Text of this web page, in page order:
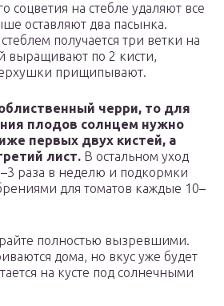
соцветия на стебле удаляют все
оставляют два пасынка.
получается три ветки на
выращивают по 2 кисти,
прищипывают.
черри, то для
плодов солнцем нужно
первых двух кистей, а
лист. В остальном уход
раза в неделю и подкормки
для томатов каждые 10–
полностью вызревшими.
дома, но вкус уже будет
на кусте под солнечными